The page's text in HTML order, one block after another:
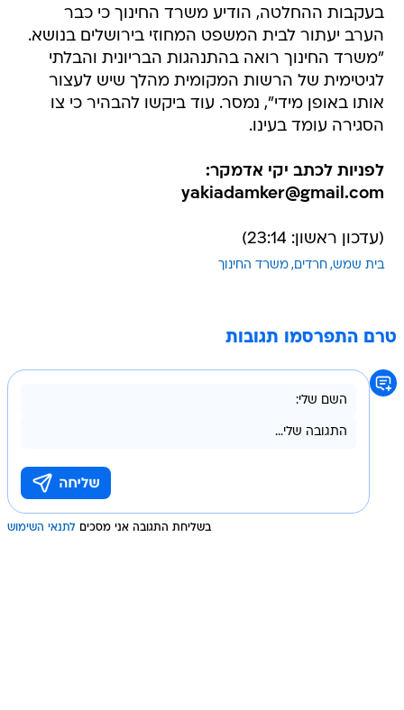
בעקבות ההחלטה, הודיע משרד החינוך כי כבר
הערב יעתור לבית המשפט המחוזי בירושלים בנושא.
"משרד החינוך רואה בהתנהגות הבריונית והבלתי
לגיטימית של הרשות המקומית מהלך שיש לעצור
אותו באופן מידי", נמסר. עוד ביקשו להבהיר כי צו
הסגירה עומד בעינו.
לפניות לכתב יקי אדמקר:
yakiadamker@gmail.com
(עדכון ראשון: 23:14)
בית שמש חרדים משרד החינוך
טרם התפרסמו תגובות
בשליחת התגובה אני מסכים לתנאי השימוש